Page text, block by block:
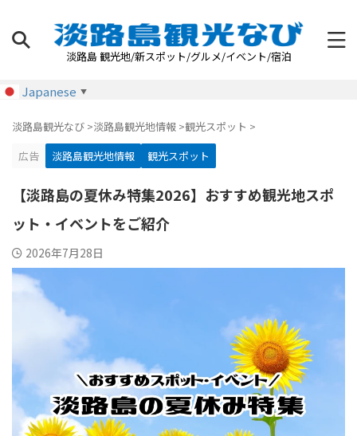
淡路島 観光地/新スポット/グルメ/イベント/宿泊
Japanese ▼
淡路島観光なび >淡路島観光地情報 >観光スポット >
広告
淡路島観光地情報 観光スポット
【淡路島の夏休み特集2026】おすすめ観光地スポ
ット・イベントをご紹介
2026年7月28日